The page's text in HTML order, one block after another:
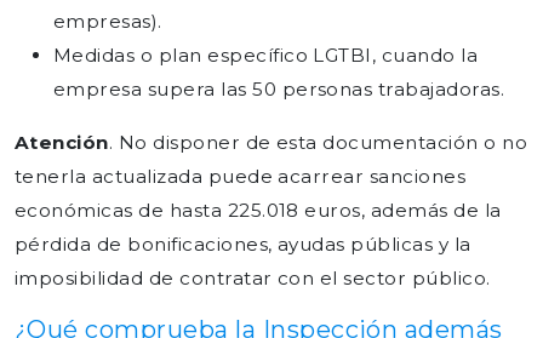
empresas).
Medidas o plan específico LGTBI, cuando la
empresa supera las 50 personas trabajadoras.
Atención. No disponer de esta documentación o no
tenerla actualizada puede acarrear sanciones
económicas de hasta 225.018 euros, además de la
pérdida de bonificaciones, ayudas públicas y la
imposibilidad de contratar con el sector público.
¿Qué comprueba la Inspección además